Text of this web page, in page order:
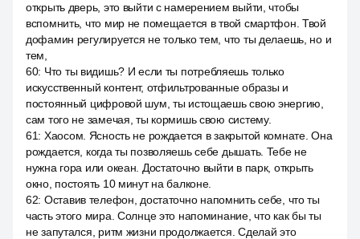
открыть дверь, это выйти с намерением выйти, чтобы
вспомнить, что мир не помещается в твой смартфон. Твой
дофамин регулируется не только тем, что ты делаешь, но и
тем,
60: Что ты видишь? И если ты потребляешь только
искусственный контент, отфильтрованные образы и
постоянный цифровой шум, ты истощаешь свою энергию,
сам того не замечая, ты кормишь свою систему.
61: Хаосом. Ясность не рождается в закрытой комнате. Она
рождается, когда ты позволяешь себе дышать. Тебе не
нужна гора или океан. Достаточно выйти в парк, открыть
окно, постоять 10 минут на балконе.
62: Оставив телефон, достаточно напомнить себе, что ты
часть этого мира. Солнце это напоминание, что как бы ты
не запутался, ритм жизни продолжается. Сделай это